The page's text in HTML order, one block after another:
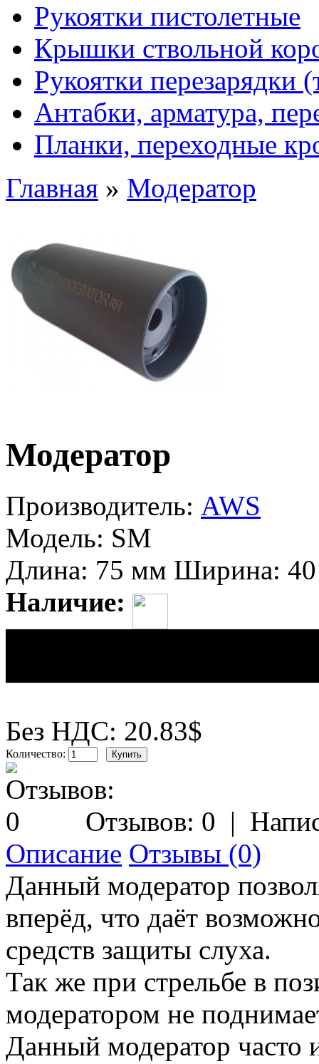
Рукоятки пистолетные
Крышки ствольной
Рукоятки перезарядки
Антабки, арматура,
Планки, переходные
Главная » Модератор
Модератор
Производитель: AWS
Модель: SM
Длина: 75 мм Ширина:
Наличие:
Без НДС: 20.83$
Количество:
Отзывов: 0 |
Описание Отзывы (0)
Данный модератор
вперёд, что даёт
средств защиты слуха.
Так же при стрельбе в
модератором не
Данный модератор часто